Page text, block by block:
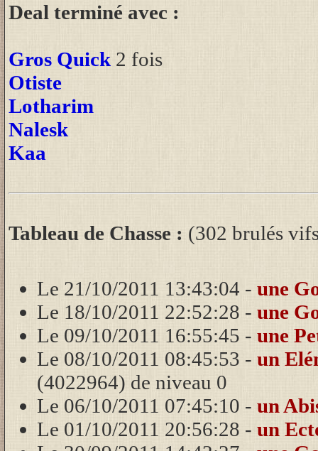
Deal terminé avec :
Gros Quick 2 fois
Otiste
Lotharim
Nalesk
Kaa
Tableau de Chasse : (302 brulés
Le 21/10/2011 13:43:04 - une
Le 18/10/2011 22:52:28 - une
Le 09/10/2011 16:55:45 - une
Le 08/10/2011 08:45:53 - un
(4022964) de niveau 0
Le 06/10/2011 07:45:10 - un
Le 01/10/2011 20:56:28 - un